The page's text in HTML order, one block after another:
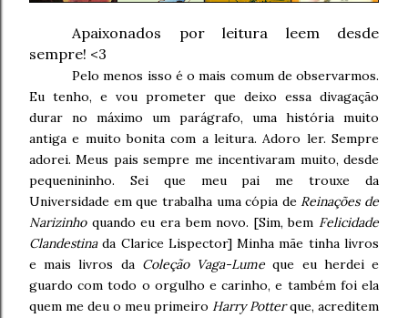
Apaixonados por leitura leem desde
sempre! <3
Pelo menos isso é o mais comum de observarmos.
Eu tenho, e vou prometer que deixo essa divagação
durar no máximo um parágrafo, uma história muito
antiga e muito bonita com a leitura. Adoro ler. Sempre
adorei. Meus pais sempre me incentivaram muito, desde
pequenininho. Sei que meu pai me trouxe da
Universidade em que trabalha uma cópia de Reinações de
Narizinhoquando eu era bem novo. [Sim, bem Felicidade
Clandestinada Clarice Lispector] Minha mãe tinha livros
e mais livros daColeção Vaga-Lume que eu herdei e
guardo com todo o orgulho e carinho, e também foi ela
quem me deu o meu primeiro Harry Potterque, acreditem